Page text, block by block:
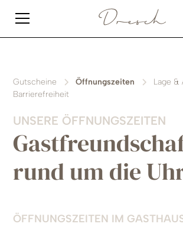
Gutscheine Öffnungszeiten
Lage &
Barrierefreiheit
UNSERE ÖFFNUNGSZEITEN
rund um die
ÖFFNUNGSZEITEN IM